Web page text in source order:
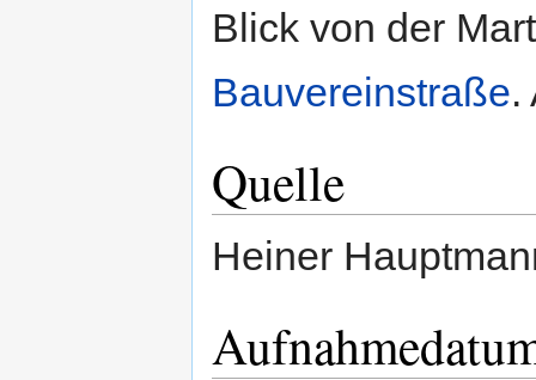
Blick von der
Bauvereinstraße.
Quelle
Heiner